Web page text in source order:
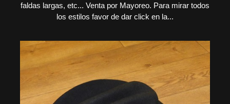
faldas largas, etc... Venta por Mayoreo. Para mirar todos
los estilos favor de dar click en la...